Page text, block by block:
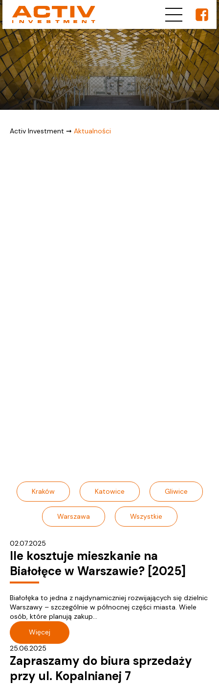
Activ Investment ➞ Aktualności
Kraków Katowice Gliwice
Warszawa Wszystkie
02.07.2025
Ile kosztuje mieszkanie na
Białołęce w Warszawie? [2025]
Białołęka to jedna z najdynamiczniej rozwijających się dzielnic
Warszawy – szczególnie w północnej części miasta. Wiele
osób, które planują zakup...
Więcej
25.06.2025
Zapraszamy do biura sprzedaży
przy ul. Kopalnianej 7